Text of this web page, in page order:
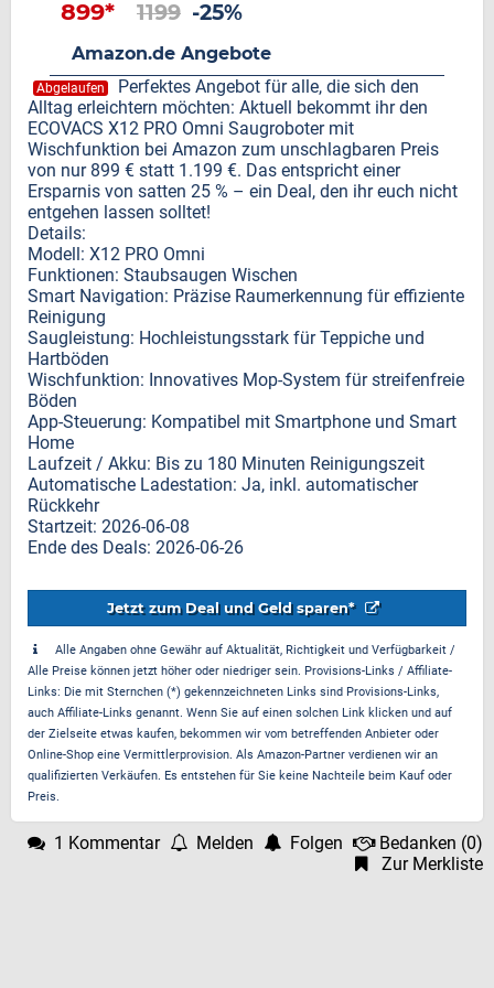
899* 1199 -25%
Amazon.de Angebote
Abgelaufen
Perfektes Angebot für alle, die sich den
Alltag erleichtern möchten: Aktuell bekommt ihr den
ECOVACS X12 PRO Omni Saugroboter mit
Wischfunktion bei Amazon zum unschlagbaren Preis
von nur 899 € statt 1.199 €. Das entspricht einer
Ersparnis von satten 25 % – ein Deal, den ihr euch nicht
entgehen lassen solltet!
Details:
Modell: X12 PRO Omni
Funktionen: Staubsaugen Wischen
Smart Navigation: Präzise Raumerkennung für effiziente
Reinigung
Saugleistung: Hochleistungsstark für Teppiche und
Hartböden
Wischfunktion: Innovatives Mop-System für streifenfreie
Böden
App-Steuerung: Kompatibel mit Smartphone und Smart
Home
Laufzeit / Akku: Bis zu 180 Minuten Reinigungszeit
Automatische Ladestation: Ja, inkl. automatischer
Rückkehr
Startzeit: 2026-06-08
Ende des Deals: 2026-06-26
Jetzt zum Deal und Geld sparen*
Alle Angaben ohne Gewähr auf Aktualität, Richtigkeit und Verfügbarkeit /
Alle Preise können jetzt höher oder niedriger sein. Provisions-Links / Affiliate-
Links: Die mit Sternchen (*) gekennzeichneten Links sind Provisions-Links,
auch Affiliate-Links genannt. Wenn Sie auf einen solchen Link klicken und auf
der Zielseite etwas kaufen, bekommen wir vom betreffenden Anbieter oder
Online-Shop eine Vermittlerprovision. Als Amazon-Partner verdienen wir an
qualifizierten Verkäufen. Es entstehen für Sie keine Nachteile beim Kauf oder
Preis.
1 Kommentar Melden Folgen Bedanken (0)
Zur Merkliste